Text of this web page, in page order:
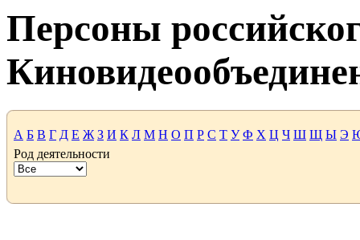
Персоны
А Б В Г Д Е Ж З И К Л М Н О П Р С Т У Ф Х Ц Ч Ш Щ Ы Э
Род деятельности